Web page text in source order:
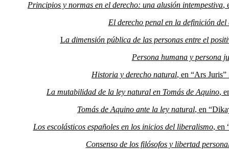
Principios y normas en el derecho: una alusión intempestiva,
El derecho penal en la definición del
La dimensión pública de las personas entre el
Persona humana y persona
Historia y derecho natural, en “Ars
La mutabilidad de la ley natural en Tomás de Aquino,
Tomás de Aquino ante la ley natural, en
Los escolásticos españoles en los inicios del liberalismo, en
Consenso de los filósofos y libertad